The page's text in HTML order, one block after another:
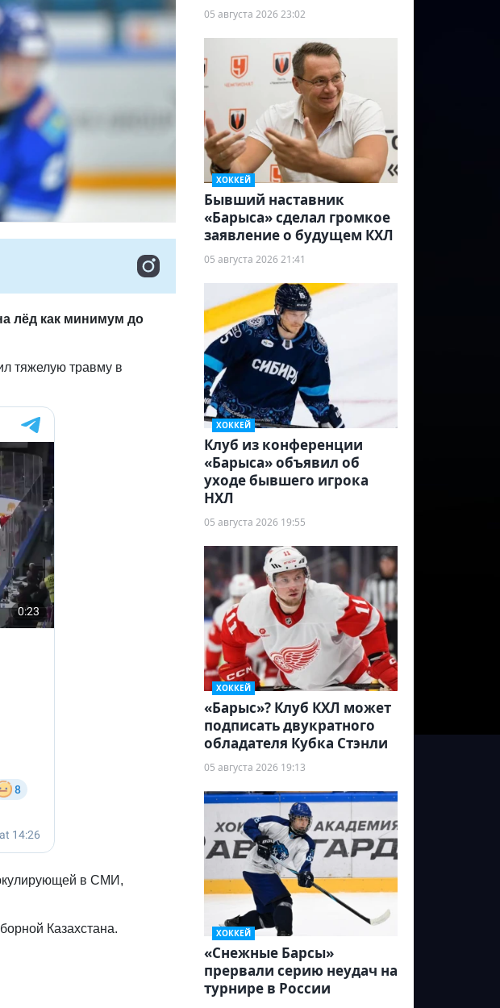
лёд как минимум до
тяжелую травму в
в СМИ,
Казахстана.
05 августа 2026 23:02
ХОККЕЙ
Бывший наставник
«Барыса» сделал громкое
заявление о будущем КХЛ
05 августа 2026 21:41
ХОККЕЙ
Клуб из конференции
«Барыса» объявил об
уходе бывшего игрока
НХЛ
05 августа 2026 19:55
ХОККЕЙ
«Барыс»? Клуб КХЛ может
подписать двукратного
обладателя Кубка Стэнли
05 августа 2026 19:13
ХОККЕЙ
«Снежные Барсы»
прервали серию неудач на
турнире в России